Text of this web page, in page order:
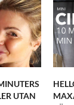
24, 2015 KL. 12:49 E M
vad roligt att du
om jag får fråga?
olika så det är
SKRIVER:
24, 2015 KL. 2:25 E M
UTAN